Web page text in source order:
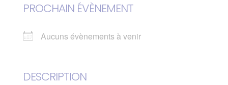
PROCHAIN ÉVÈNEMENT
Aucuns évènements à venir
DESCRIPTION